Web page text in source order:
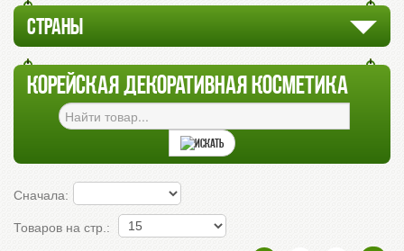
СТРАНЫ
КОРЕЙСКАЯ ДЕКОРАТИВНАЯ КОСМЕТИКА
Сначала:
Товаров на стр.: